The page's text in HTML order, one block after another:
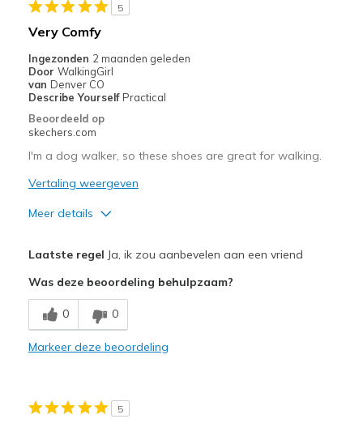
Minpunten
Need more options in my size
Beste toepassingen
Casual Wear
Sizing
Feels true to size
View On Shoes
5
Very Comfy
Ingezonden 2 maanden geleden
Door WalkingGirl
van Denver CO
Describe Yourself Practical
Beoordeeld op
skechers.com
I'm a dog walker, so these shoes are great for walking.
Vertaling weergeven
Meer details
Minpunten
Need Break In
Travel
Laatste regel Ja, ik zou aanbevelen aan een vriend
Was deze beoordeling behulpzaam?
0 0
Markeer deze beoordeling
5